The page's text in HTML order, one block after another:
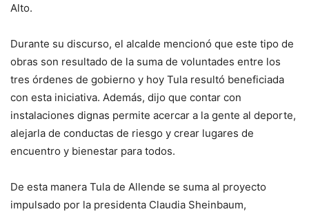
Alto.
Durante su discurso, el alcalde mencionó que este tipo de
obras son resultado de la suma de voluntades entre los
tres órdenes de gobierno y hoy Tula resultó beneficiada
con esta iniciativa. Además, dijo que contar con
instalaciones dignas permite acercar a la gente al deporte,
alejarla de conductas de riesgo y crear lugares de
encuentro y bienestar para todos.
De esta manera Tula de Allende se suma al proyecto
impulsado por la presidenta Claudia Sheinbaum,